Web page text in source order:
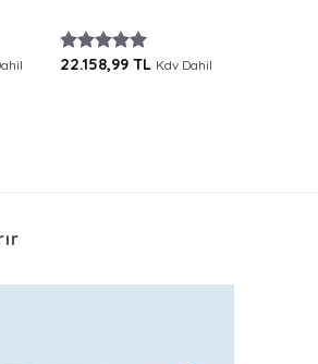
5 üzerinden
22.158,99TL Kdv Dahil